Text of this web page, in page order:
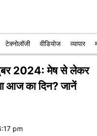
टेक्नोलॉजी वीडियोज व्यापार
2024: मेष से लेकर
आज का दिन? जानें
pm